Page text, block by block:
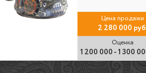
Цена продажи
2 280 000
Оценка
1 200 000 - 1 300